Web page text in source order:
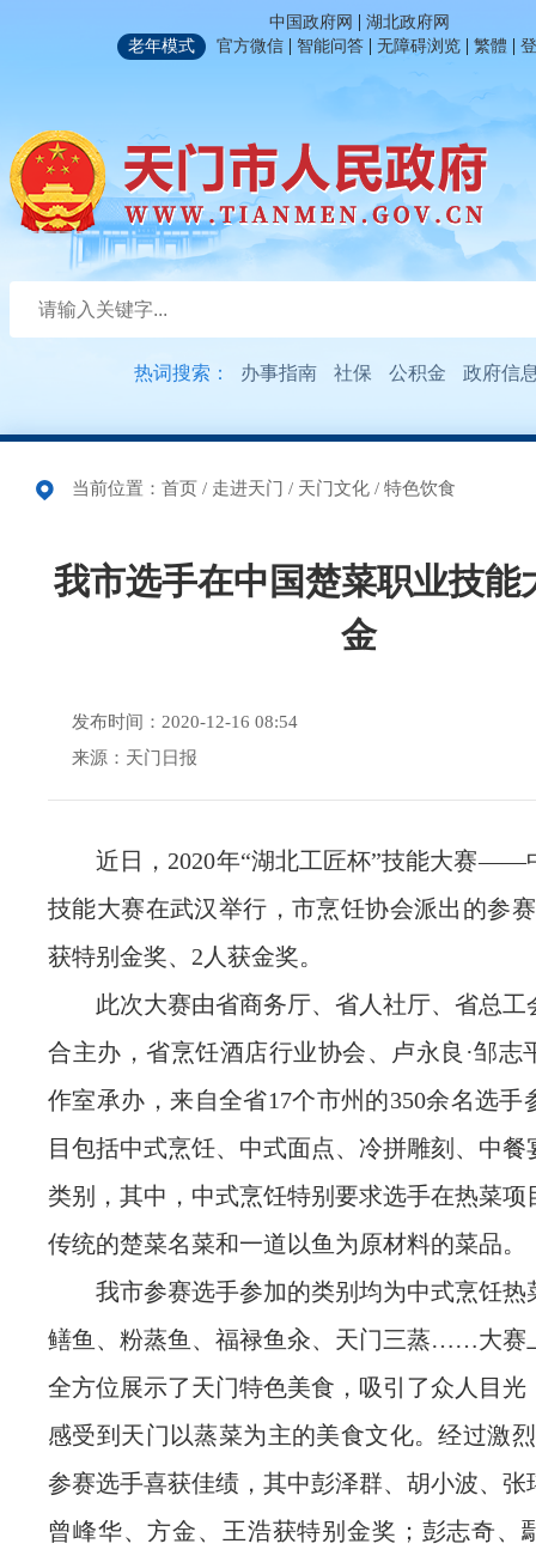
中国政府网 | 湖北政府网
老年模式
官方微信 | 智能问答 | 无障碍浏览 | 繁體 |
热词搜索： 办事指南 社保 公积金 政府信
当前位置： 首页 / 走进天门 / 天门文化 / 特色饮食
我市选手在中国楚菜职业技能
金
发布时间：2020-12-16 08:54
来源：天门日报
近日，2020年“湖北工匠杯”技能大赛——
技能大赛在武汉举行，市烹饪协会派出的参
获特别金奖、2人获金奖。
此次大赛由省商务厅、省人社厅、省总工
合主办，省烹饪酒店行业协会、卢永良·邹志
作室承办，来自全省17个市州的350余名选手
目包括中式烹饪、中式面点、冷拼雕刻、中餐
类别，其中，中式烹饪特别要求选手在热菜项
传统的楚菜名菜和一道以鱼为原材料的菜品。
我市参赛选手参加的类别均为中式烹饪热
鳝鱼、粉蒸鱼、福禄鱼汆、天门三蒸……大赛
全方位展示了天门特色美食，吸引了众人目光
感受到天门以蒸菜为主的美食文化。经过激
参赛选手喜获佳绩，其中彭泽群、胡小波、张
曾峰华、方金、王浩获特别金奖；彭志奇、